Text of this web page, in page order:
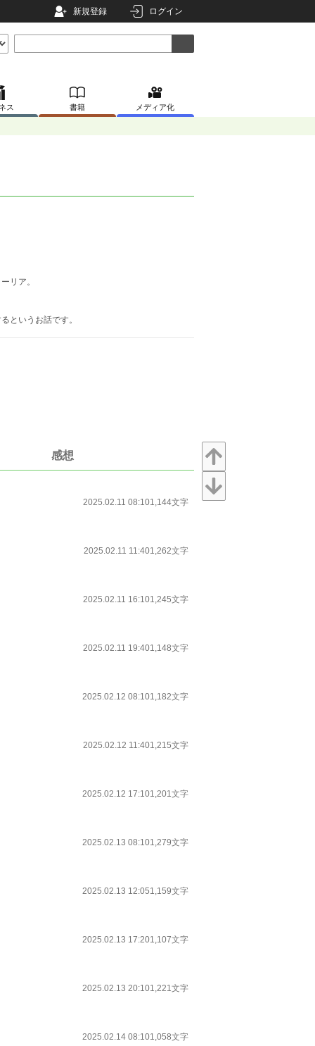
新規登録 ログイン
ス 書籍 メディア化
リア。
というお話です。
感想
2025.02.11 08:101,144文字
2025.02.11 11:401,262文字
2025.02.11 16:101,245文字
2025.02.11 19:401,148文字
2025.02.12 08:101,182文字
2025.02.12 11:401,215文字
2025.02.12 17:101,201文字
2025.02.13 08:101,279文字
2025.02.13 12:051,159文字
2025.02.13 17:201,107文字
2025.02.13 20:101,221文字
2025.02.14 08:101,058文字